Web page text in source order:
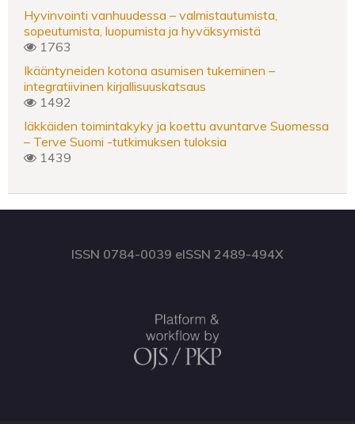
Hyvinvointi vanhuudessa – valmistautumista,
sopeutumista, luopumista ja hyväksymistä
1763
Ikääntyneiden kotona asumisen tukeminen –
integratiivinen kirjallisuuskatsaus
1492
Iäkkäiden toimintakyky ja koettu avuntarve Suomessa
– Terve Suomi -tutkimuksen tuloksia
1439
ISSN 0784-0039 eISSN 2489-494X